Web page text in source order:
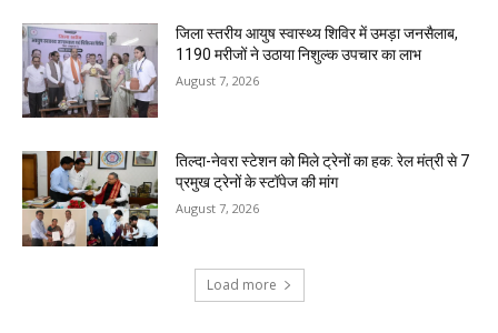
जिला स्तरीय आयुष स्वास्थ्य शिविर में उमड़ा जनसैलाब,
1190 मरीजों ने उठाया निशुल्क उपचार का लाभ
August 7, 2026
तिल्दा-नेवरा स्टेशन को मिले ट्रेनों का हक: रेल मंत्री से 7
प्रमुख ट्रेनों के स्टॉपेज की मांग
August 7, 2026
Load more